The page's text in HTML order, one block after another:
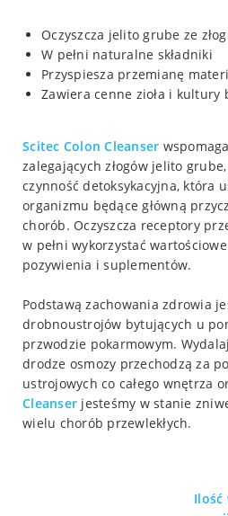
Oczyszcza jelito grube ze
W pełni naturalne składniki
Przyspiesza przemianę
Zawiera cenne zioła i kultury
Scitec Colon Cleanser
zalegających złogów jelito
czynność detoksykacyjna, która
organizmu będące główną
chorób. Oczyszcza receptory
w pełni wykorzystać
pozywienia i suplementów.
Podstawą zachowania zdrowia
drobnoustrojów bytujących u
przwodzie pokarmowym.
drodze osmozy przechodzą za
ustrojowych co całego wnętrza
Cleanser jesteśmy w stanie
wielu chorób przewlekłych.
Ilość